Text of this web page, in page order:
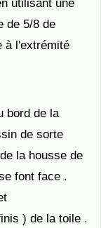
utilisant une
de 5/8 de
à l'extrémité
bord de la
de sorte
la housse de
font face .
) de la toile .